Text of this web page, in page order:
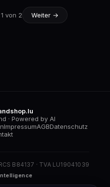
von 2 Weiter →
· Powered by AI
ImpressumAGBDatenschutz
B84137 · TVA LU19041039